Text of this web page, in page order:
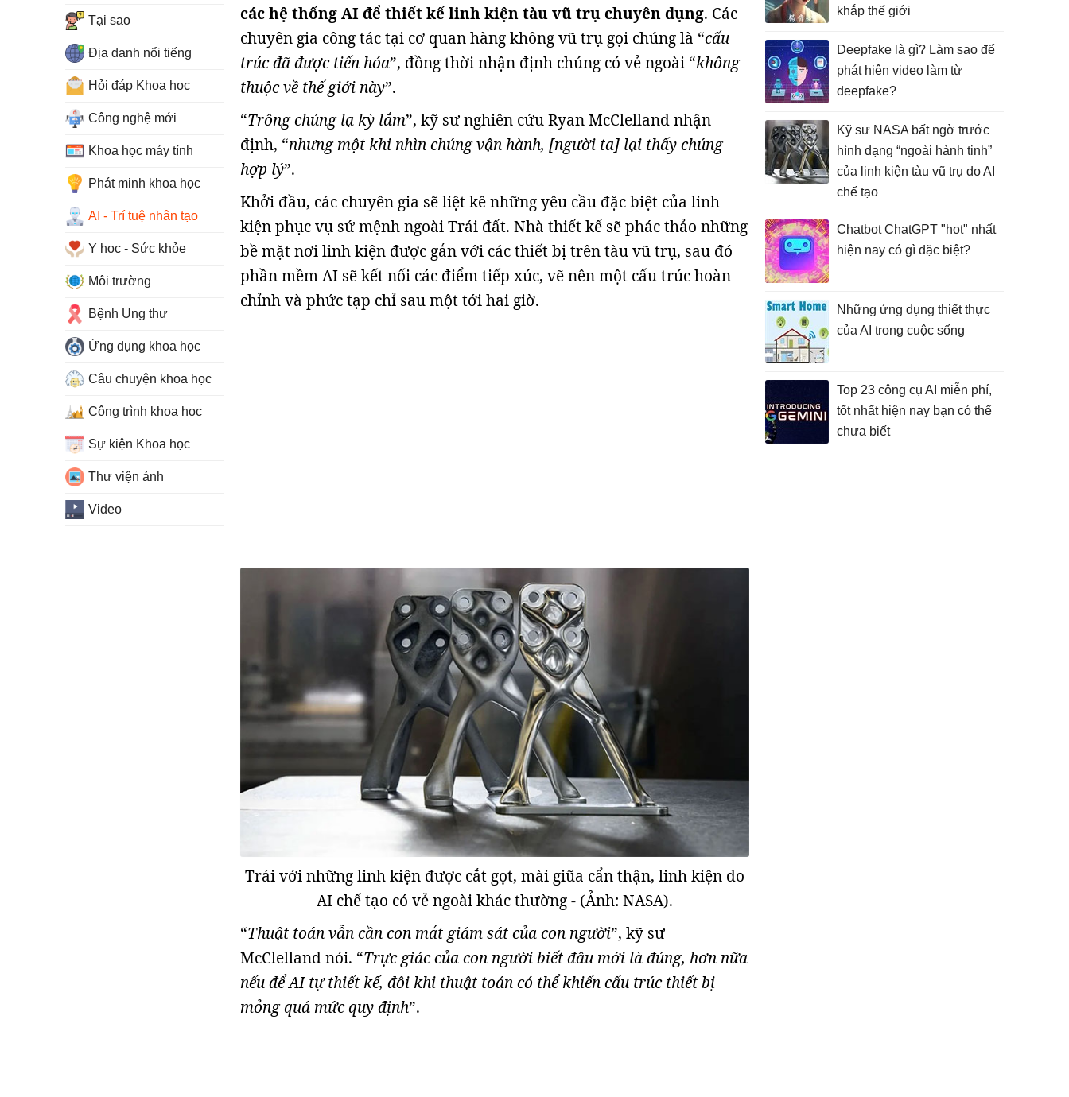
các hệ thống AI để thiết kế linh kiện tàu vũ trụ chuyên dụng. Các
chuyên gia công tác tại cơ quan hàng không vũ trụ gọi chúng là “cấu
trúc đã được tiến hóa”, đồng thời nhận định chúng có vẻ ngoài “không
thuộc về thế giới này”.
“Trông chúng lạ kỳ lắm”, kỹ sư nghiên cứu Ryan McClelland nhận
định, “nhưng một khi nhìn chúng vận hành, [người ta] lại thấy chúng
hợp lý”.
Khởi đầu, các chuyên gia sẽ liệt kê những yêu cầu đặc biệt của linh
kiện phục vụ sứ mệnh ngoài Trái đất. Nhà thiết kế sẽ phác thảo những
bề mặt nơi linh kiện được gắn với các thiết bị trên tàu vũ trụ, sau đó
phần mềm AI sẽ kết nối các điểm tiếp xúc, vẽ nên một cấu trúc hoàn
chỉnh và phức tạp chỉ sau một tới hai giờ.
Trái với những linh kiện được cắt gọt, mài giũa cẩn thận, linh kiện do
AI chế tạo có vẻ ngoài khác thường - (Ảnh: NASA).
“Thuật toán vẫn cần con mắt giám sát của con người”, kỹ sư
McClelland nói. “Trực giác của con người biết đâu mới là đúng, hơn nữa
nếu để AI tự thiết kế, đôi khi thuật toán có thể khiến cấu trúc thiết bị
mỏng quá mức quy định”.
khắp thế giới
Deepfake là gì? Làm sao để
phát hiện video làm từ
deepfake?
Kỹ sư NASA bất ngờ trước
hình dạng “ngoài hành tinh”
của linh kiện tàu vũ trụ do AI
chế tạo
Chatbot ChatGPT "hot" nhất
hiện nay có gì đặc biệt?
Những ứng dụng thiết thực
của AI trong cuộc sống
Top 23 công cụ AI miễn phí,
tốt nhất hiện nay bạn có thể
chưa biết
Tại sao
Địa danh nổi tiếng
Hỏi đáp Khoa học
Công nghệ mới
Khoa học máy tính
Phát minh khoa học
AI - Trí tuệ nhân tạo
Y học - Sức khỏe
Môi trường
Bệnh Ung thư
Ứng dụng khoa học
Câu chuyện khoa học
Công trình khoa học
Sự kiện Khoa học
Thư viện ảnh
Video